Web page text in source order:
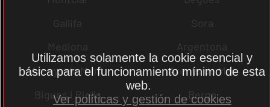
Gallifa
Sora
Mediona
Argentona
Arenys de Munt
Arenys de Mar
Bigues i Riells
Berga
Utilizamos solamente la cookie esencial y
básica para el funcionamiento mínimo de esta
web.
Ver políticas y gestión de cookies